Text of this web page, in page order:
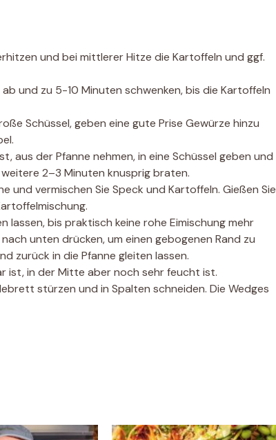
und bei mittlerer Hitze die Kartoffeln und ggf.
und zu 5-10 Minuten schwenken, bis die Kartoffeln
Schüssel, geben eine gute Prise Gewürze hinzu
aus der Pfanne nehmen, in eine Schüssel geben und
2–3 Minuten knusprig braten.
und vermischen Sie Speck und Kartoffeln. Gießen Sie
lassen, bis praktisch keine rohe Eimischung mehr
unten drücken, um einen gebogenen Rand zu
zurück in die Pfanne gleiten lassen.
ist, in der Mitte aber noch sehr feucht ist.
stürzen und in Spalten schneiden. Die Wedges